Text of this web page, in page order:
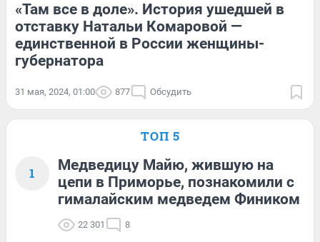
«Там все в доле». История ушедшей в
отставку Натальи Комаровой —
единственной в России женщины-
губернатора
31 мая, 2024, 01:00 877 Обсудить
ТОП 5
1
Медведицу Майю, жившую на
цепи в Приморье, познакомили с
гималайским медведем Фиником
22 301 8